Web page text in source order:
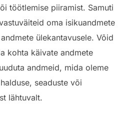
töötlemise piiramist. Samuti
oma isikuandmete
ülekantavusele. Võid
kohta käivate andmete
andmeid, mida oleme
seaduste või
lähtuvalt.